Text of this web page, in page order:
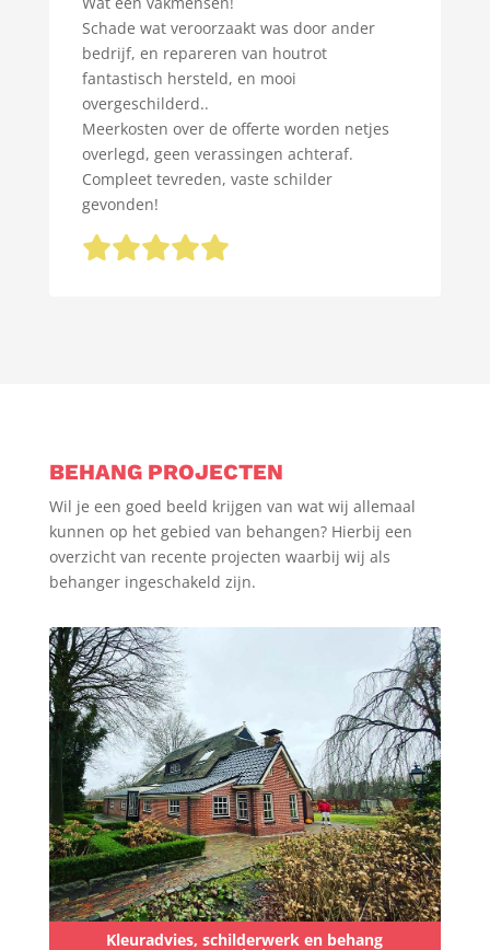
Schade wat veroorzaakt was door ander
bedrijf, en repareren van houtrot
fantastisch hersteld, en mooi
overgeschilderd..
Meerkosten over de offerte worden netjes
overlegd, geen verassingen achteraf.
Compleet tevreden, vaste schilder
gevonden!
BEHANG PROJECTEN
Wil je een goed beeld krijgen van wat wij allemaal
kunnen op het gebied van behangen? Hierbij een
overzicht van recente projecten waarbij wij als
behanger ingeschakeld zijn.
Kleuradvies, schilderwerk en behang